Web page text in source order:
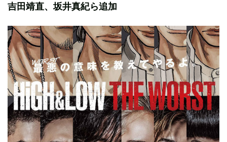
吉田靖直、坂井真紀ら追加